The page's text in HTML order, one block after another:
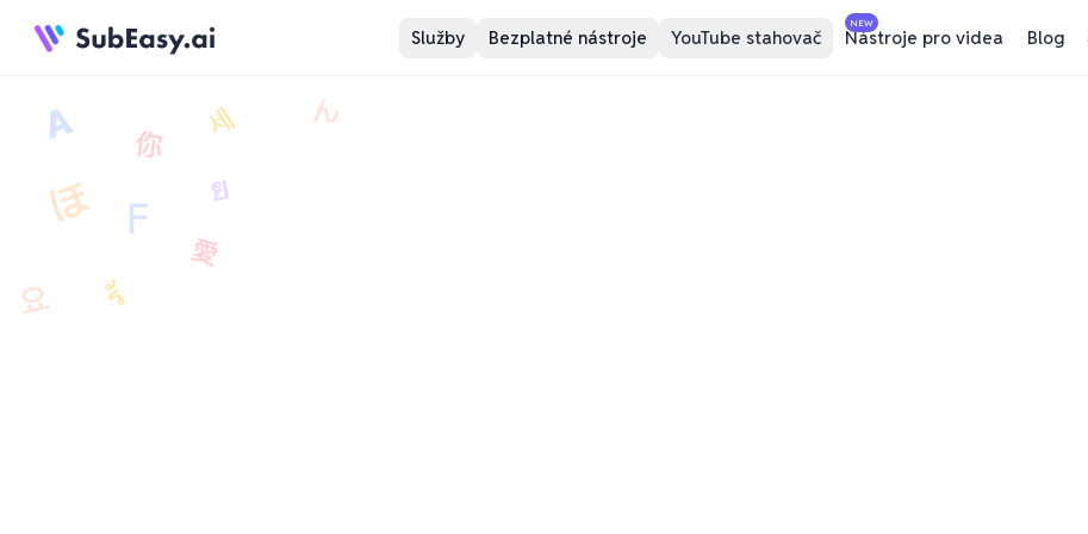
Služby Bezplatné nástroje YouTube stahovač
NEW
Nástroje pro videa Blog